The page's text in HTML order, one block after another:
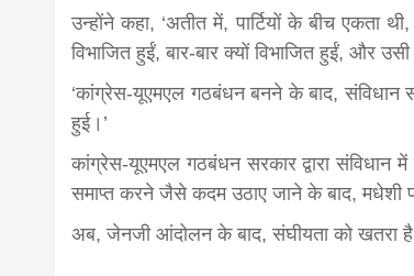
उन्होंने कहा, ‘अतीत में, पार्टियों के बीच एकता
विभाजित हुईं, बार-बार क्यों विभाजित हुईं, और
‘कांग्रेस-यूएमएल गठबंधन बनने के बाद, संविधान
हुई।’
कांग्रेस-यूएमएल गठबंधन सरकार द्वारा संविधान
समाप्त करने जैसे कदम उठाए जाने के बाद, मधेशी
अब, जेनजी आंदोलन के बाद, संघीयता को खतरा है,